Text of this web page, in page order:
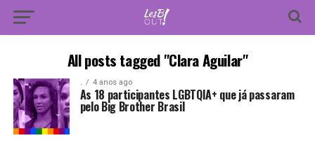
All posts tagged "Clara Aguilar"
. 4 anos ago
As 18 participantes LGBTQIA+ que já passaram
pelo Big Brother Brasil